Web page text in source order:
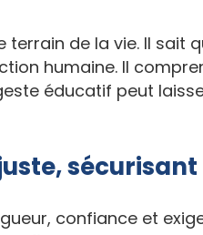
le terrain de la vie. Il
humaine. Il
éducatif peut
confiance et